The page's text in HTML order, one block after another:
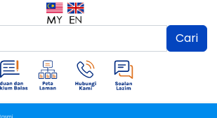
Cari